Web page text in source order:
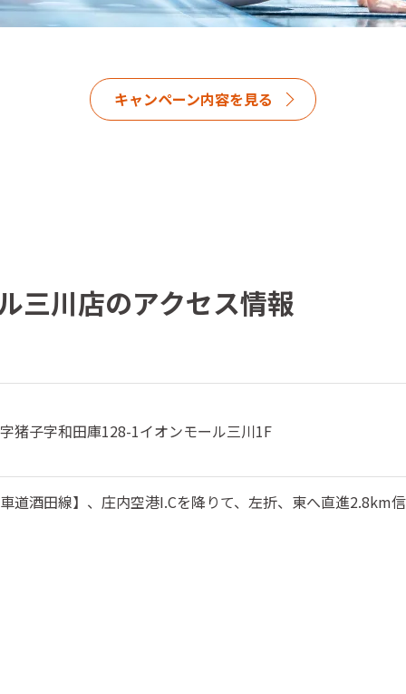
キャンペーン内容を見る
三川店のアクセス情報
猪子字和田庫128-1イオンモール三川1F
道酒田線】、庄内空港I.Cを降りて、左折、東へ直進2.8km